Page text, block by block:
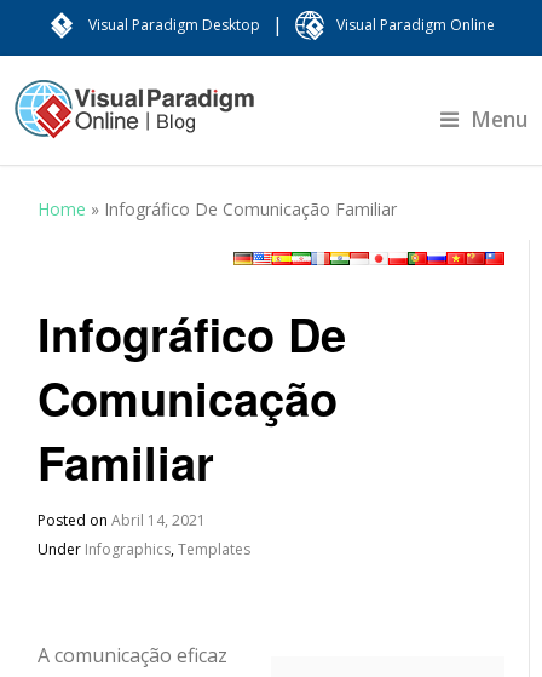
Visual Paradigm Desktop | Visual Paradigm Online
Menu
Home » Infográfico De Comunicação Familiar
Infográfico De
Comunicação
Familiar
Posted onAbril 14, 2021
Under Infographics,Templates
A comunicação eficaz